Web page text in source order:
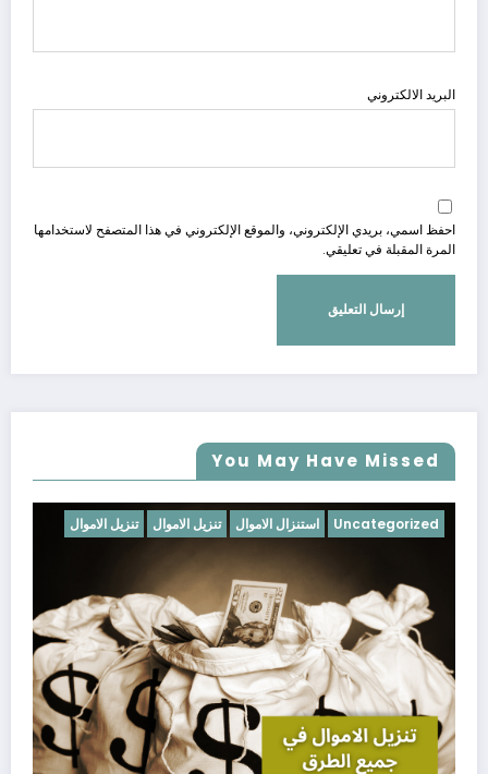
البريد الالكتروني
احفظ اسمي، بريدي الإلكتروني، والموقع الإلكتروني في هذا المتصفح لاستخدامها
المرة المقبلة في تعليقي.
You May Have Missed
Uncategorized استنزال الاموال تنزيل الاموال تنزيل الاموال